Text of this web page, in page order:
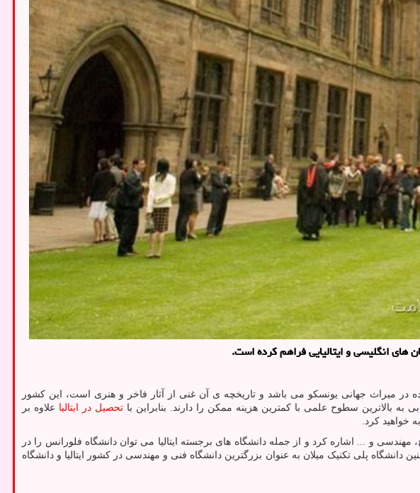
های انگلیسی و ایتالیایی فراهم كرده است.
در میراث جهانی یونسکو می باشد و تاریخچه ی آن غنی از آثار فاخر و هنری است، این کشور
به بالاترین سطوح علمی با کمترین هزینه ممکن را دارند. بنابراین باتحصیل در ایتالیا علاوه بر
خواهید کرد.
مهندسی و ... اشاره کرد و از جمله دانشگاه های برجسته ایتالیا می توان دانشگاه فلورانس را در
پلی تکنیک میلان به عنوان بزرگترین دانشگاه فنی و مهندسی در کشور ایتالیا و دانشگاه